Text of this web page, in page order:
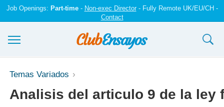
Job Openings: Part-time- Non-exec Director- Fully Remote UK/EU/CH -
Contact
Ensayos y trabajos
Registrarse
Temas Variados
Analisis del articulo 9 de la ley